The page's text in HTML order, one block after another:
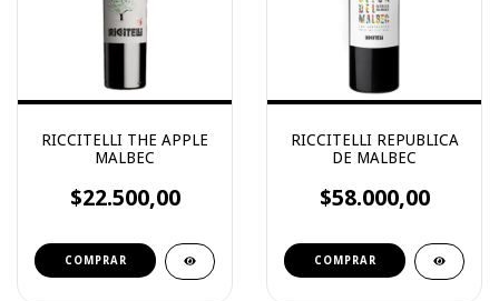
RICCITELLI THE APPLE
MALBEC
$22.500,00
RICCITELLI REPUBLICA
DE MALBEC
$58.000,00